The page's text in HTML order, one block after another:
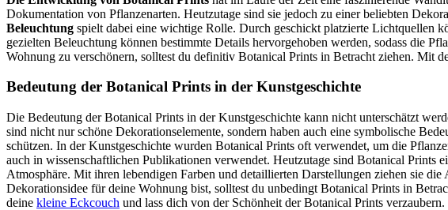
Dokumentation von Pflanzenarten. Heutzutage sind sie jedoch zu einer beliebten
Beleuchtung spielt dabei eine wichtige Rolle. Durch geschickt platzierte Lichtquellen
gezielten Beleuchtung können bestimmte Details hervorgehoben werden, sodass die
Wohnung zu verschönern, solltest du definitiv Botanical Prints in Betracht ziehen. Mit
Bedeutung der Botanical Prints in der Kunstgeschichte
Die Bedeutung der Botanical Prints in der Kunstgeschichte kann nicht unterschätzt
sind nicht nur schöne Dekorationselemente, sondern haben auch eine symbolische
schützen. In der Kunstgeschichte wurden Botanical Prints oft verwendet, um die
auch in wissenschaftlichen Publikationen verwendet. Heutzutage sind Botanical Prints
Atmosphäre. Mit ihren lebendigen Farben und detaillierten Darstellungen ziehen sie
Dekorationsidee für deine Wohnung bist, solltest du unbedingt Botanical Prints in
deine kleine Eckcouch und lass dich von der Schönheit der Botanical Prints verzaubern.